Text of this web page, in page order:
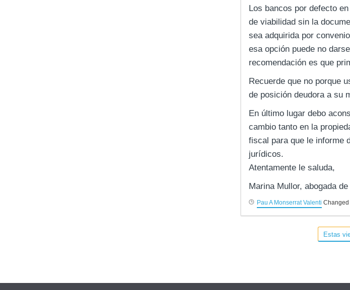
Los bancos por defecto
de viabilidad sin la
sea adquirida por
esa opción puede no
recomendación es que
Recuerde que no porque
de posición deudora a su
En último lugar debo
cambio tanto en la
fiscal para que le informe
jurídicos.
Atentamente le saluda,
Marina Mullor, abogada
Pau A Monserrat Valenti Changed
Estas